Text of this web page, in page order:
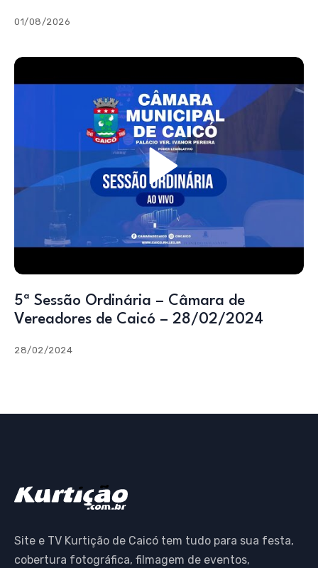
01/08/2026
5ª Sessão Ordinária – Câmara de
Vereadores de Caicó – 28/02/2024
28/02/2024
Site e TV Kurtição de Caicó tem tudo para sua festa,
cobertura fotográfica, filmagem de eventos,